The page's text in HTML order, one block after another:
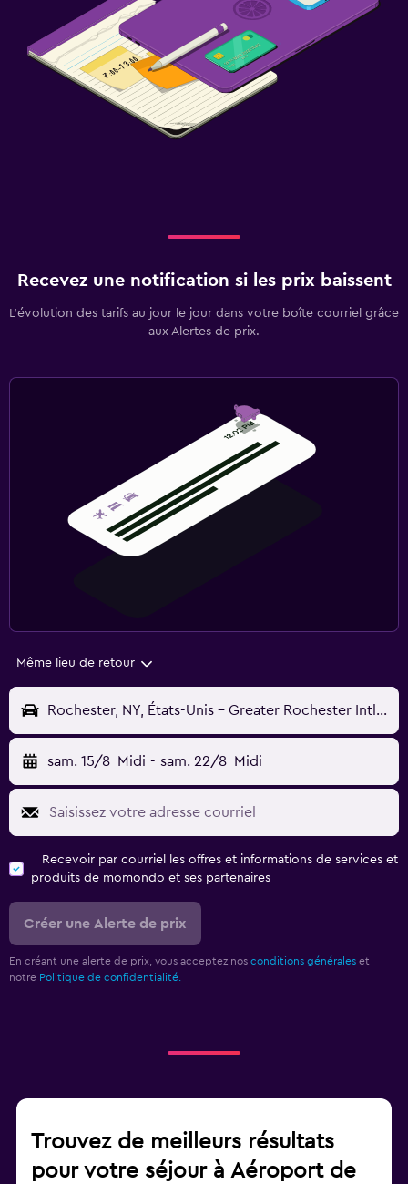
Recevez une notification si les prix baissent
L’évolution des tarifs au jour le jour dans votre boîte courriel grâce
aux Alertes de prix.
Même lieu de retour
Rochester, NY, États-Unis - Greater Rochester Intl (ROC)
sam. 15/8 Midi - sam. 22/8 Midi
Recevoir par courriel les offres et informations de services et
produits de momondo et ses partenaires
Créer une Alerte de prix
En créant une alerte de prix, vous acceptez nos conditions générales et
notre Politique de confidentialité.
Trouvez de meilleurs résultats
pour votre séjour à Aéroport de